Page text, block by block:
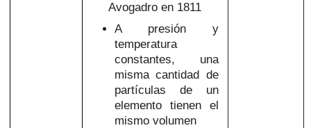
Avogadro en 1811
A presión y
temperatura
constantes, una
misma cantidad de
partículas de un
elemento tienen el
mismo volumen